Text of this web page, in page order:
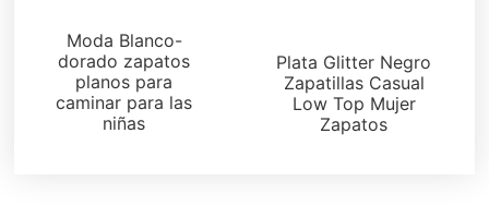
Moda Blanco-
dorado zapatos
planos para
caminar para las
niñas
Plata Glitter Negro
Zapatillas Casual
Low Top Mujer
Zapatos